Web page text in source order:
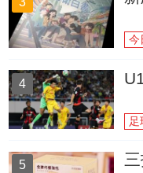
今
4
足
5